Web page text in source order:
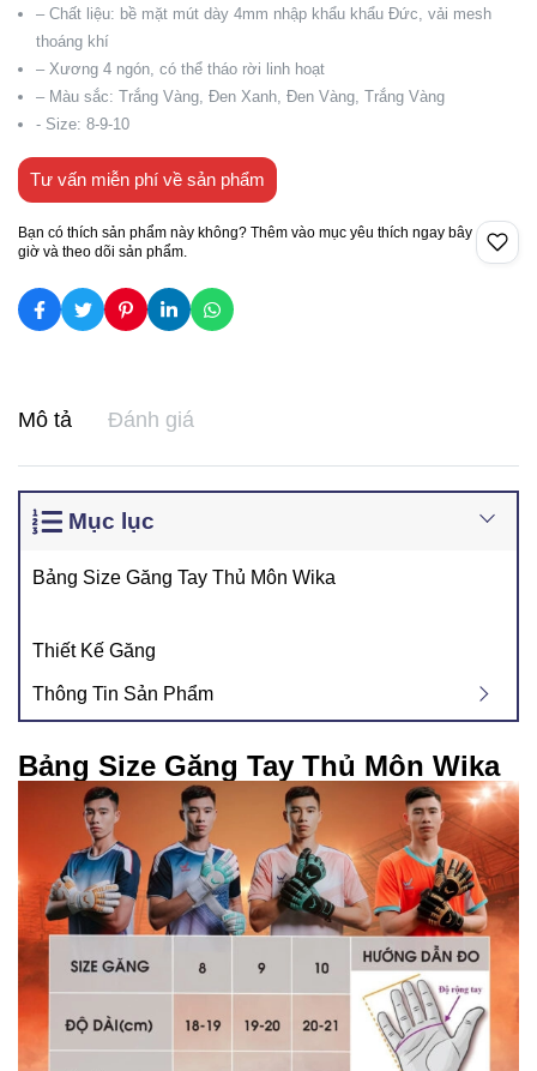
– Chất liệu: bề mặt mút dày 4mm nhập khẩu khẩu Đức, vải mesh
thoáng khí
– Xương 4 ngón, có thể tháo rời linh hoạt
– Màu sắc: Trắng Vàng, Đen Xanh, Đen Vàng, Trắng Vàng
- Size: 8-9-10
Tư vấn miễn phí về sản phẩm
Bạn có thích sản phẩm này không? Thêm vào mục yêu thích ngay bây
giờ và theo dõi sản phẩm.
Mô tả Đánh giá
Mục lục
Bảng Size Găng Tay Thủ Môn Wika
Thiết Kế Găng
Thông Tin Sản Phẩm
Bảng Size Găng Tay Thủ Môn Wika